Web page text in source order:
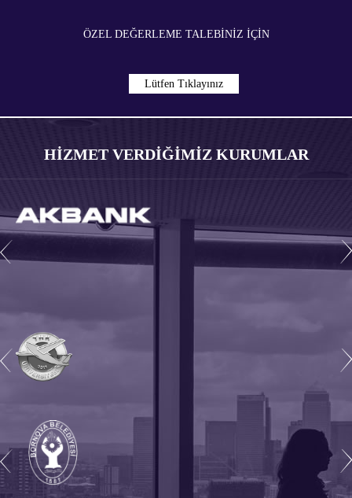
ÖZEL DEĞERLEME TALEBİNİZ İÇIN
Lütfen Tıklayınız
HİZMET VERDİĞİMİZ KURUMLAR